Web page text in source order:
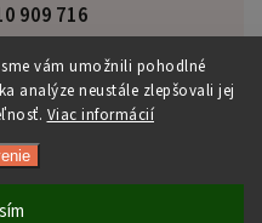
vám umožnili pohodlné
analýze neustále zlepšovali jej
Viac informácií
909 716
| Design